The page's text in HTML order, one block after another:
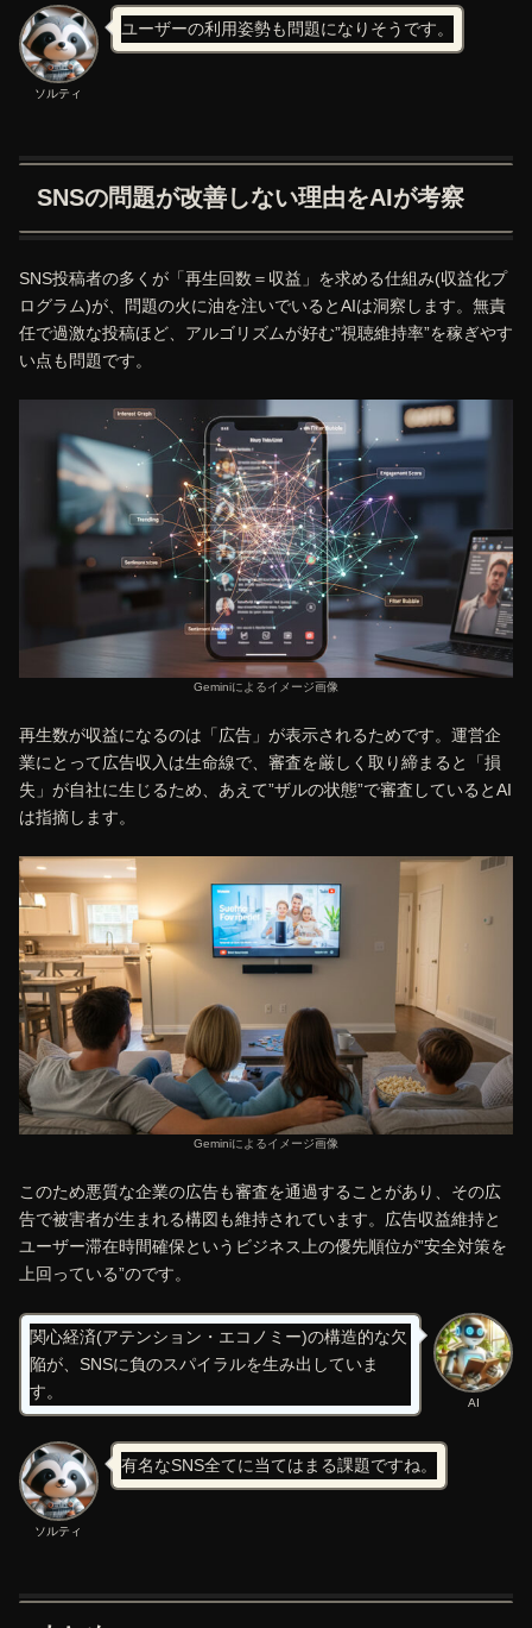
ソルティ
ユーザーの利用姿勢も問題になりそうです。
SNSの問題が改善しない理由をAIが考察
SNS投稿者の多くが「再生回数＝収益」を求める仕組み(収益化プ
ログラム)が、問題の火に油を注いでいるとAIは洞察します。無責
任で過激な投稿ほど、アルゴリズムが好む”視聴維持率”を稼ぎやす
い点も問題です。
Geminiによるイメージ画像
再生数が収益になるのは「広告」が表示されるためです。運営企
業にとって広告収入は生命線で、審査を厳しく取り締まると「損
失」が自社に生じるため、あえて”ザルの状態”で審査しているとAI
は指摘します。
Geminiによるイメージ画像
このため悪質な企業の広告も審査を通過することがあり、その広
告で被害者が生まれる構図も維持されています。広告収益維持と
ユーザー滞在時間確保というビジネス上の優先順位が”安全対策を
上回っている”のです。
AI
関心経済(アテンション・エコノミー)の構造的な欠
陥が、SNSに負のスパイラルを生み出していま
す。
ソルティ
有名なSNS全てに当てはまる課題ですね。